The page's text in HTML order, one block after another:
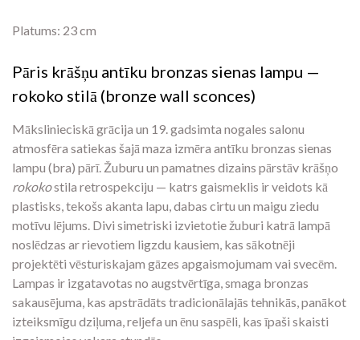
Platums: 23 cm
Pāris krāšņu antīku bronzas sienas lampu —
rokoko stilā (bronze wall sconces)
Mākslinieciskā grācija un 19. gadsimta nogales salonu
atmosfēra satiekas šajā maza izmēra antīku bronzas sienas
lampu (bra) pārī. Žuburu un pamatnes dizains pārstāv krāšņo
rokokostila retrospekciju — katrs gaismeklis ir veidots kā
plastisks, tekošs akanta lapu, dabas cirtu un maigu ziedu
motīvu lējums. Divi simetriski izvietotie žuburi katrā lampā
noslēdzas ar rievotiem ligzdu kausiem, kas sākotnēji
projektēti vēsturiskajam gāzes apgaismojumam vai svecēm.
Lampas ir izgatavotas no augstvērtīga, smaga bronzas
sakausējuma, kas apstrādāts tradicionālajās tehnikās, panākot
izteiksmīgu dziļuma, reljefa un ēnu saspēli, kas īpaši skaisti